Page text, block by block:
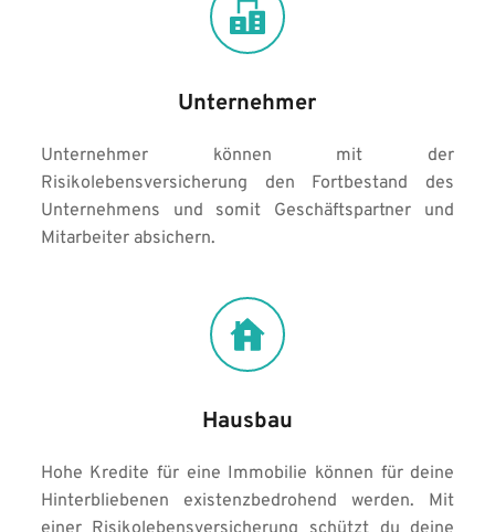
Unternehmer
Unternehmer können mit der
Risikolebensversicherung den Fortbestand des
Unternehmens und somit Geschäftspartner und
Mitarbeiter absichern.
Hausbau
Hohe Kredite für eine Immobilie können für deine
Hinterbliebenen existenzbedrohend werden. Mit